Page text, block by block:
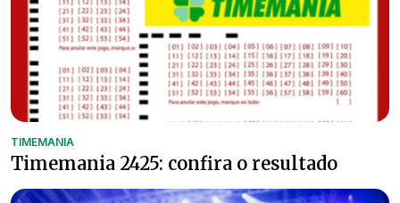
TIMEMANIA
Timemania 2425: confira o resultado